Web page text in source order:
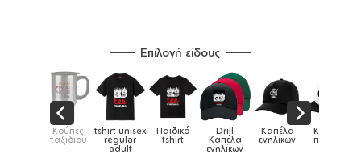
Επιλογή είδους
Κούπες
ταξιδιού
tshirt unisex
regular
adult
Παιδικό
tshirt
Drill
Καπέλα
ενηλίκων
Καπέλα
ενηλίκων
Καπέλα
παιδικά